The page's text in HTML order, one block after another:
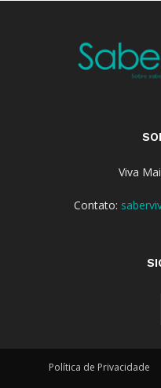
Viva
Contato:
Política de Privacidade